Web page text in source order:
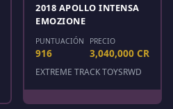
2018 APOLLO INTENSA
EMOZIONE
PUNTUACIÓN
916
PRECIO
3,040,000 CR
EXTREME TRACK TOYSRWD